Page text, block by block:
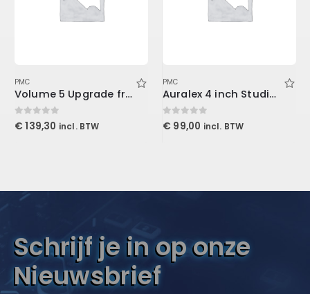
PMC
Volume 5 Upgrade from Volume 3 (Download)
0out of 5
€ 139,30 incl. BTW
PMC
Auralex 4 inch Studiofoam Metro
0out of 5
€ 99,00 incl. BTW
Schrijf je in op onze
Nieuwsbrief